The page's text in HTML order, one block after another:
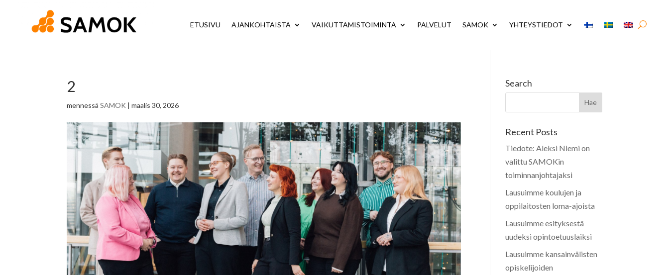
ETUSIVU AJANKOHTAISTA VAIKUTTAMISTOIMINTA PALVELUT SAMOK YHTEYSTIEDOT
2
mennessäSAMOK |maalis 30, 2026
Search
Recent Posts
Tiedote: Aleksi Niemi on
valittu SAMOKin
toiminnanjohtajaksi
Lausuimme koulujen ja
oppilaitosten loma-ajoista
Lausuimme esityksestä
uudeksi opintoetuuslaiksi
Lausuimme kansainvälisten
opiskelijoiden